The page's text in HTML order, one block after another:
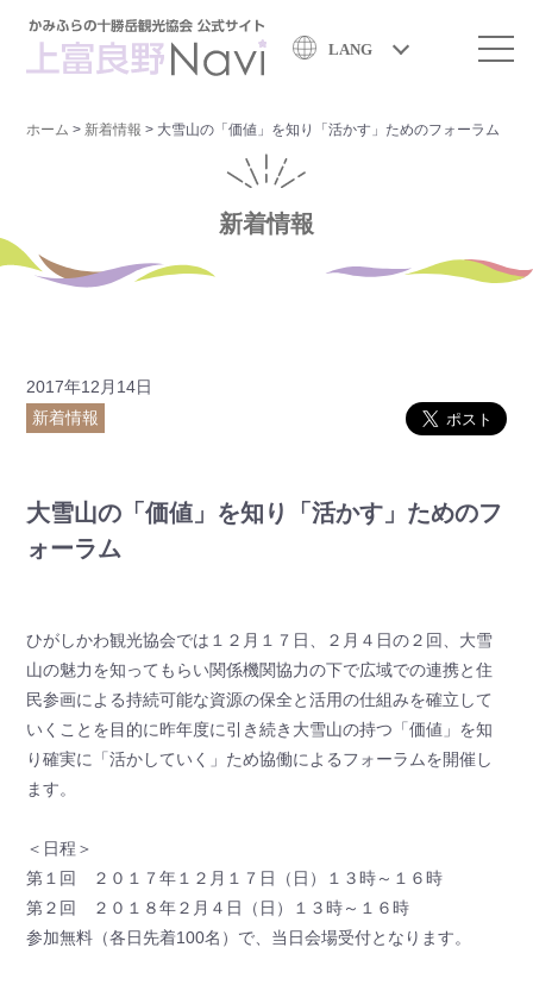
LANG
ホーム > 新着情報 > 大雪山の「価値」を知り「活かす」ためのフォーラム
新着情報
2017年12月14日
新着情報
大雪山の「価値」を知り「活かす」ためのフ
ォーラム
ひがしかわ観光協会では１２月１７日、２月４日の２回、大雪
山の魅力を知ってもらい関係機関協力の下で広域での連携と住
民参画による持続可能な資源の保全と活用の仕組みを確立して
いくことを目的に昨年度に引き続き大雪山の持つ「価値」を知
り確実に「活かしていく」ため協働によるフォーラムを開催し
ます。
＜日程＞
第１回 ２０１７年１２月１７日（日）１３時～１６時
第２回 ２０１８年２月４日（日）１３時～１６時
参加無料（各日先着100名）で、当日会場受付となります。